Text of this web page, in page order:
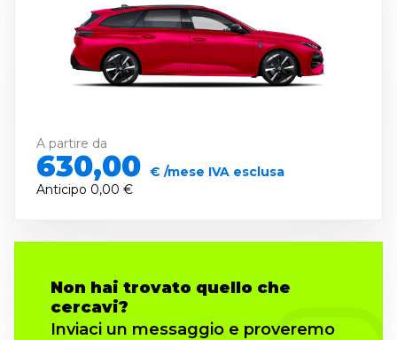
A partire da
630,00 € /mese IVA esclusa
Anticipo 0,00 €
Non hai trovato quello che
cercavi?
Inviaci un messaggio e proveremo